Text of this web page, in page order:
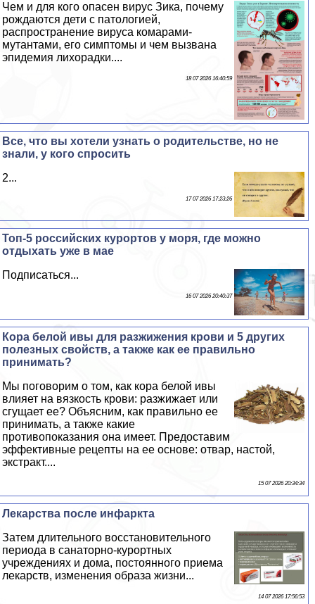
Чем и для кого опасен вирус Зика, почему
рождаются дети с патологией,
распространение вируса комарами-
мутантами, его симптомы и чем вызвана
эпидемия лихорадки....
18 07 2026 16:40:59
Все, что вы хотели узнать о родительстве, но не
знали, у кого спросить
2...
17 07 2026 17:23:26
Топ-5 российских курортов у моря, где можно
отдыхать уже в мае
Подписаться...
16 07 2026 20:40:37
Кора белой ивы для разжижения крови и 5 других
полезных свойств, а также как ее правильно
принимать?
Мы поговорим о том, как кора белой ивы
влияет на вязкость крови: разжижает или
сгущает ее? Объясним, как правильно ее
принимать, а также какие
противопоказания она имеет. Предоставим
эффективные рецепты на ее основе: отвар, настой,
экстpaкт....
15 07 2026 20:34:34
Лекарства после инфаркта
Затем длительного восстановительного
периода в санаторно-курортных
учреждениях и дома, постоянного приема
лекарств, изменения образа жизни...
14 07 2026 17:56:53